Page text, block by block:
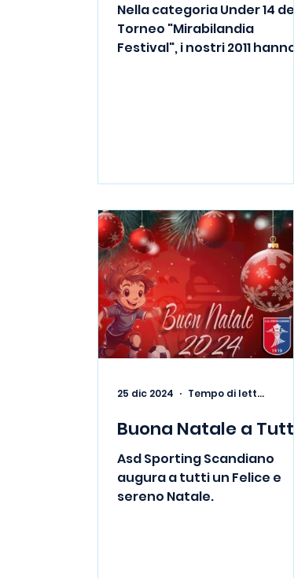
Nella categoria Under 14 del
Torneo "Mirabilandia
Festival", i nostri 2011 hanno
Buona Natale a Tutti
Asd Sporting Scandiano
augura a tutti un Felice e
sereno Natale.
25 dic 2024 Tempo di lettura: 1 min